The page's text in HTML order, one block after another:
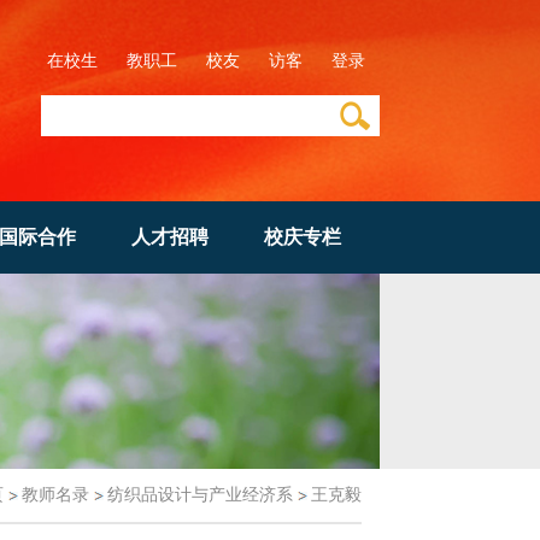
在校生 教职工 校友 访客 登录
际合作 人才招聘 校庆专栏
教师名录 纺织品设计与产业经济系 王克毅